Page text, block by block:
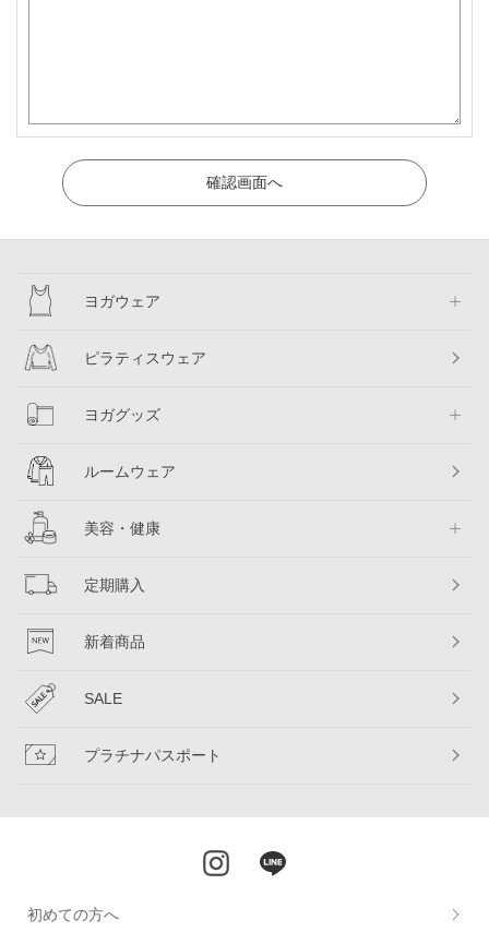
ヨガウェア
ピラティスウェア
ヨガグッズ
ルームウェア
美容・健康
定期購入
新着商品
SALE
プラチナパスポート
初めての方へ